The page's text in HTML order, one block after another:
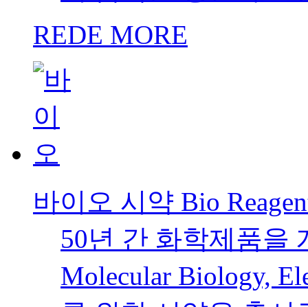
자사에서 취급하는
과 식품보존에 필요
REDE MORE